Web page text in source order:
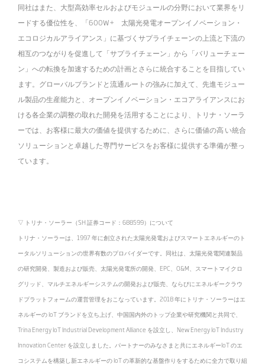
同社はまた、大型高効率セルおよびモジュールの分野において業界をリ
ードする優位性を、「600W+ 太陽光発電オープンイノベーション・
エコロジカルアライアンス」に基づくサプライチェーンの上流と下流の
相互のつながりを促進して「サプライチェーン」から「バリューチェー
ン」への転換を加速するための計画とさらに統合することを目指してい
ます。グローバルブランドと流通ルートの強みに加えて、先進モジュー
ル製品の生産能力と、オープンイノベーション・エコアライアンスにお
ける各企業の調整の取れた開発を活用することにより、トリナ・ソーラ
ーでは、お客様に最大の価値を提供するために、さらに価値の高 い統合
ソリューションと卓越した専門サービスをお客様に提供する準備が整っ
ています。
▽ トリナ・ソーラー（SH 証券コード：688599）について
トリナ・ソーラーは、1997 年に創立された太陽光発電およびスマートエネルギーのト
ータルソリューションの世界有数のプロバイダーです。同社は、太陽光発電関連製品
の研究開発、製造および販売、太陽光発電所の開発、EPC、O&M、スマートマイクロ
グリッド、マルチエネルギーシステムの開発および販売、ならびにエネルギークラウ
ドプラットフォームの運営管理をおこなっています。2018 年にトリナ・ソーラーはエ
ネルギーの IoT ブランドを立ち上げ、中国国内外のトップ企業や研究機関と共同で、
Trina Energy IoT Industrial Development Alliance を設立し、New Energy IoT Industry
Innovation Center を設立しました。パートナーのみなさまと共にエネルギーIoT のエ
コシステムを構築し新エネルギーの IoT の革新的な基盤作りをするために全力で取り組